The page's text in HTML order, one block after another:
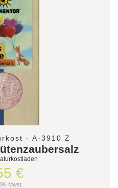
- A-3910 Z
€
Mwst.